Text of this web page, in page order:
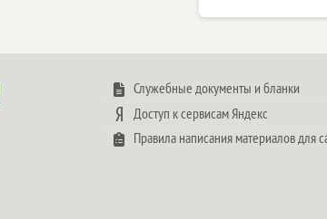
Служебные документы и бланки
Доступ к сервисам Яндекс
Правила написания материалов для